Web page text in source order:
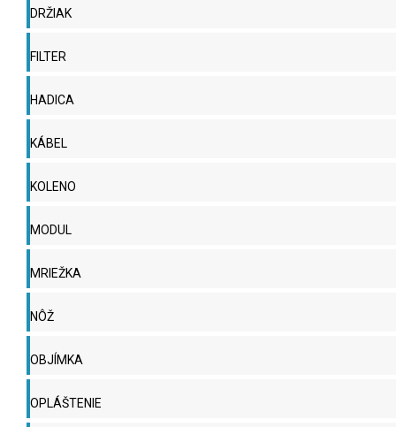
DRŽIAK
FILTER
HADICA
KÁBEL
KOLENO
MODUL
MRIEŽKA
NÔŽ
OBJÍMKA
OPLÁŠTENIE